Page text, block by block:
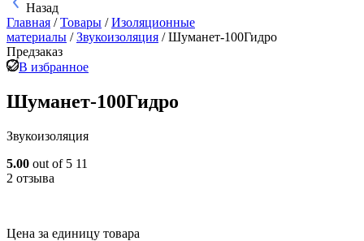
Назад
Главная /Товары /Изоляционные
материалы /Звукоизоляция /Шуманет-100Гидро
Предзаказ
В избранное
Шуманет-100Гидро
Звукоизоляция
5.00 out of 5 11
2 отзыва
Цена за единицу товара